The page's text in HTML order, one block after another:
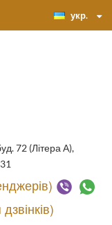
укр.
72 (Літера А),